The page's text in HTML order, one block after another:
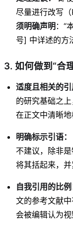
尽量进行改写
须明确声明：“
号] 中详述的方
3. 如何做到“合
适度且相关的引
的研究基础之
在正文中清晰地
明确标示引语：
不建议，除非
将其括起来，并
自我引用的比例
文的参考文献
会被编辑认为视